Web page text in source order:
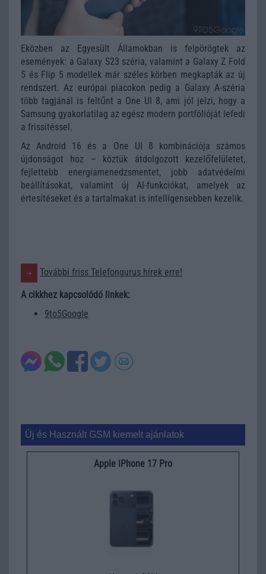
Eközben az Egyesült Államokban is felpörögtek az
események: a Galaxy S23 széria, valamint a Galaxy Z Fold
5 és Flip 5 modellek már széles körben megkapták az új
rendszert. Az európai piacokon pedig a Galaxy A-széria
több tagjánál is feltűnt a One UI 8, ami jól jelzi, hogy a
Samsung gyakorlatilag az egész modern portfólióját lefedi
a frissítéssel.
Az Android 16 és a One UI 8 kombinációja számos
újdonságot hoz – köztük átdolgozott kezelőfelületet,
fejlettebb energiamenedzsmentet, jobb adatvédelmi
beállításokat, valamint új AI-funkciókat, amelyek az
értesítéseket és a tartalmakat is intelligensebben kezelik.
További friss Telefongurus hírek erre!
A cikkhez kapcsolódó linkek:
9to5Google
Új és Használt GSM kiemelt ajánlatok
Apple iPhone 17 Pro